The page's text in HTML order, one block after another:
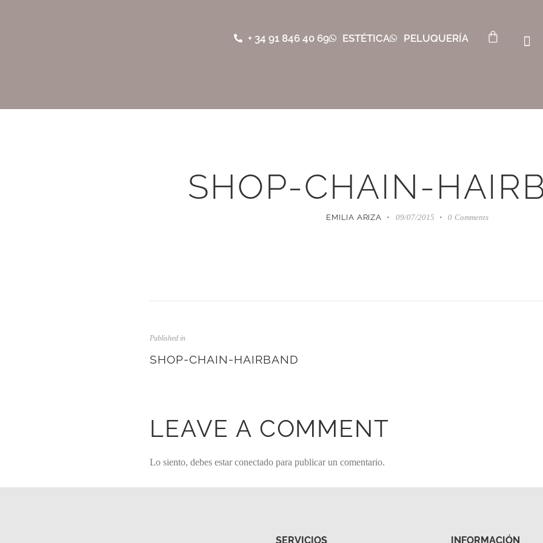
+ 34 91 846 40 69 ESTÉTICA PELUQUERÍA
SHOP-CHAIN-
EMILIA ARIZA 09/07/2015 0 Comments
Published in
SHOP-CHAIN-HAIRBAND
LEAVE A COMMENT
Lo siento, debes estarconectado para publicar un comentario.
SERVICIOS INFORMACIÓN